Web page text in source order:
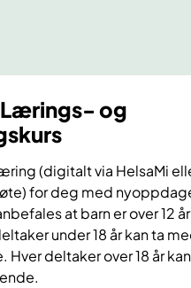
og
(digitalt via HelsaMi
for deg med
at barn er over 12
under 18 år kan ta
Hver deltaker over 18 år